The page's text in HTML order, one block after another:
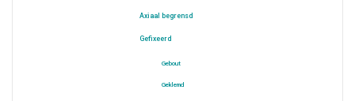
Axiaal begrensd
Gefixeerd
Gebout
Geklemd